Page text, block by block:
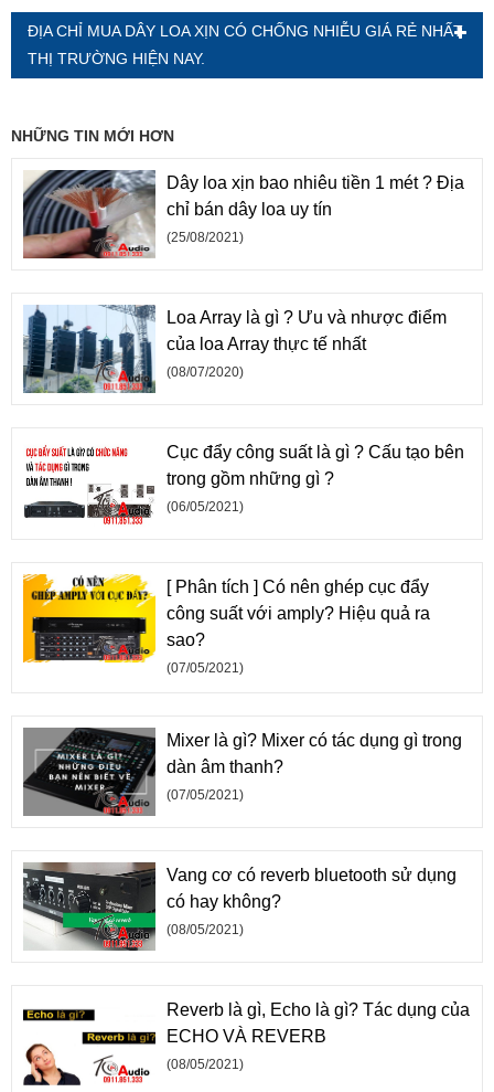
ĐỊA CHỈ MUA DÂY LOA XỊN CÓ CHỐNG NHIỄU GIÁ RẺ NHẤT
THỊ TRƯỜNG HIỆN NAY.
NHỮNG TIN MỚI HƠN
Dây loa xịn bao nhiêu tiền 1 mét ? Địa
chỉ bán dây loa uy tín
(25/08/2021)
Loa Array là gì ? Ưu và nhược điểm
của loa Array thực tế nhất
(08/07/2020)
Cục đẩy công suất là gì ? Cấu tạo bên
trong gồm những gì ?
(06/05/2021)
[ Phân tích ] Có nên ghép cục đẩy
công suất với amply? Hiệu quả ra
sao?
(07/05/2021)
Mixer là gì? Mixer có tác dụng gì trong
dàn âm thanh?
(07/05/2021)
Vang cơ có reverb bluetooth sử dụng
có hay không?
(08/05/2021)
Reverb là gì, Echo là gì? Tác dụng của
ECHO VÀ REVERB
(08/05/2021)